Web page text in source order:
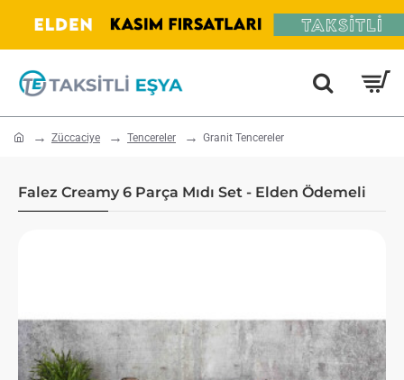
home Züccaciye Tencereler Granit Tencereler
Falez Creamy 6 Parça Mıdı Set - Elden Ödemeli